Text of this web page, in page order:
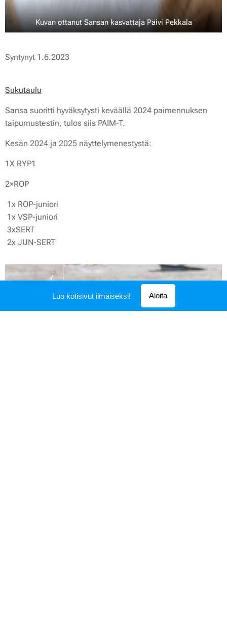
Kuvan ottanut Sansan kasvattaja Päivi Pekkala
Syntynyt 1.6.2023
Sukutaulu
Sansa suoritti hyväksytysti keväällä 2024 paimennuksen
taipumustestin, tulos siis PAIM-T.
Kesän 2024 ja 2025 näyttelymenestystä:
1X RYP1
2×ROP
1x ROP-juniori
1x VSP-juniori
3xSERT
2x JUN-SERT
Luo kotisivut ilmaiseksi! Aloita